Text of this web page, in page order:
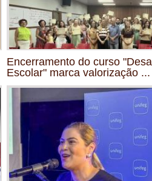
Encerramento do curso
Escolar" marca valorização ...